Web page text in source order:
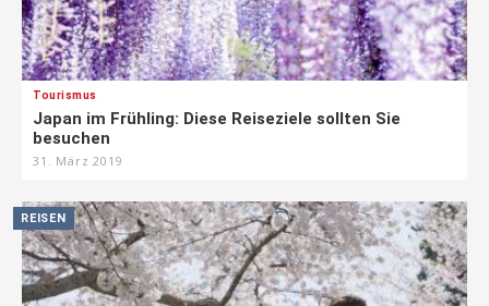
Tourismus
Japan im Frühling: Diese Reiseziele sollten Sie
besuchen
31. März 2019
REISEN